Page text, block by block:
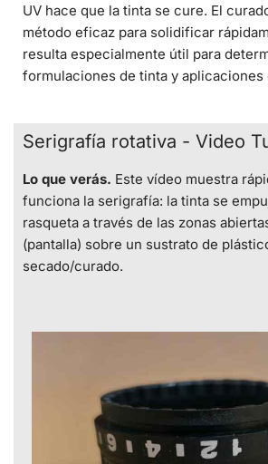
UV hace que la tinta se cure. El
método eficaz para solidificar
resulta especialmente útil para
formulaciones de tinta y aplicaciones
Serigrafía rotativa - Video
Lo que verás. Este vídeo muestra
funciona la serigrafía: la tinta se
rasqueta a través de las zonas
(pantalla) sobre un sustrato de
secado/curado.